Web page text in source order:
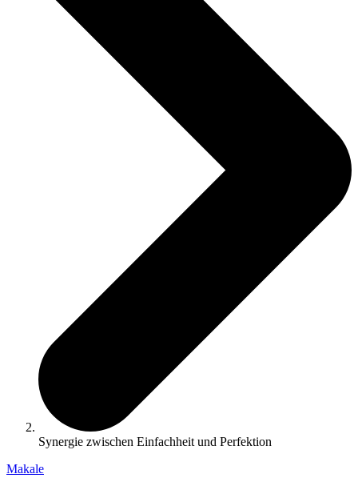
Synergie zwischen Einfachheit und Perfektion
Makale